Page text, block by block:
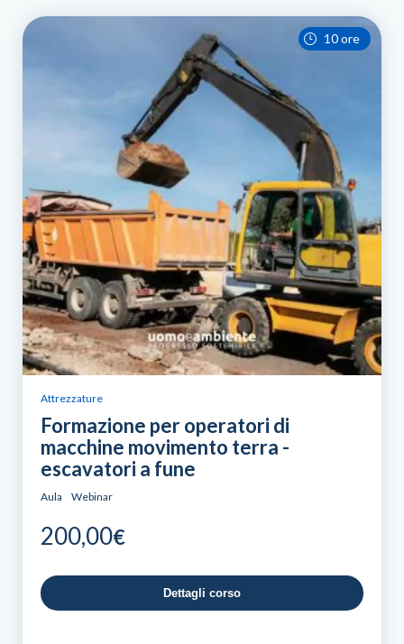
Attrezzature
Formazione per operatori di
macchine movimento terra -
escavatori a fune
Aula Webinar
10 ore
200,00€
Dettagli corso